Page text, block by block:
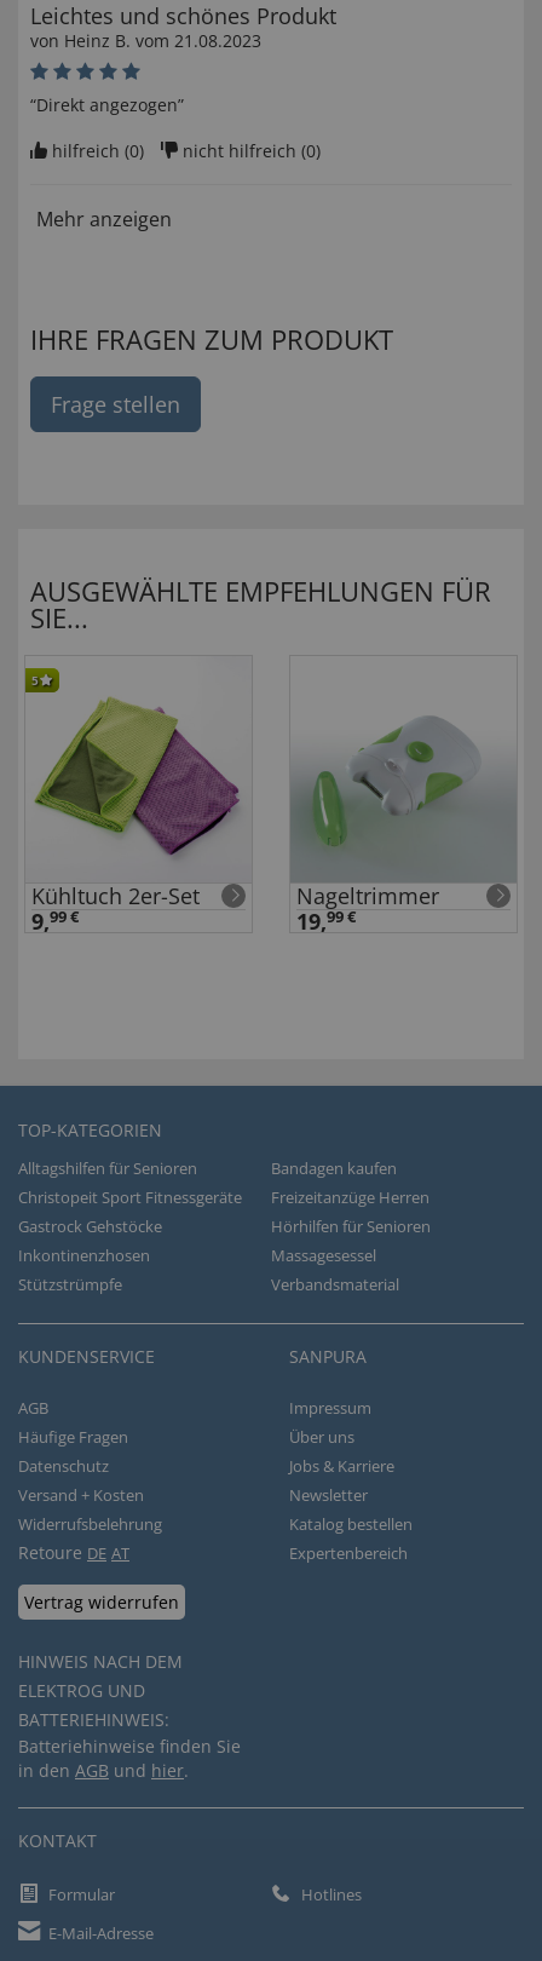
Leichtes und schönes Produkt
von Heinz B. vom 21.08.2023
“Direkt angezogen”
hilfreich (0) nicht hilfreich (0)
Mehr anzeigen
IHRE FRAGEN ZUM PRODUKT
Frage stellen
AUSGEWÄHLTE EMPFEHLUNGEN FÜR
SIE...
5
Kühltuch 2er-Set
9,99 €
Nageltrimmer
19,99 €
TOP-KATEGORIEN
Alltagshilfen für Senioren
Bandagen kaufen
Christopeit Sport Fitnessgeräte
Freizeitanzüge Herren
Gastrock Gehstöcke
Hörhilfen für Senioren
Inkontinenzhosen
Massagesessel
Stützstrümpfe
Verbandsmaterial
KUNDENSERVICE
AGB
Häufige Fragen
Datenschutz
Versand + Kosten
Widerrufsbelehrung
Retoure DE AT
Vertrag widerrufen
HINWEIS NACH DEM
ELEKTROG UND
BATTERIEHINWEIS:
Batteriehinweise finden Sie
in den AGB und hier.
SANPURA
Impressum
Über uns
Jobs & Karriere
Newsletter
Katalog bestellen
Expertenbereich
KONTAKT
Formular
Hotlines
E-Mail-Adresse